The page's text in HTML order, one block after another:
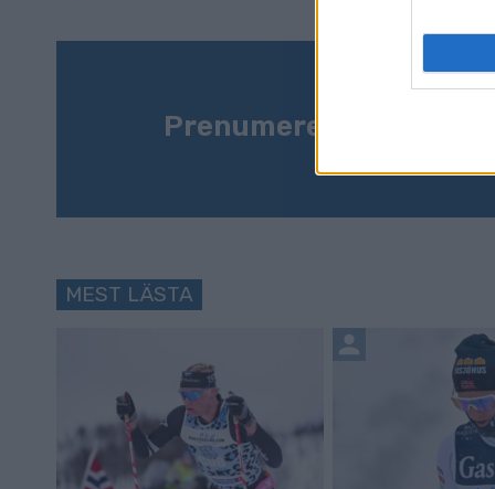
Prenumerera på vårt
MEST LÄSTA